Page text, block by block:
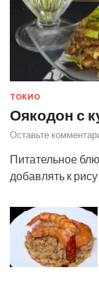
ТОКИО
Оякодон с
Оставьте
Питательное
добавлять к